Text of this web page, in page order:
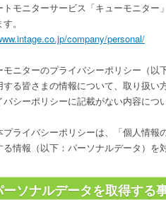
トモニターサービス「キューモニタ
。
company/personal/
モニターのプライバシーポリシー（
る皆さまの情報について、取り扱い
バシーポリシーに記載がない内容につ
プライバシーポリシーは、「個人情
る情報（以下：パーソナルデータ）を
ーソナルデータを取得する